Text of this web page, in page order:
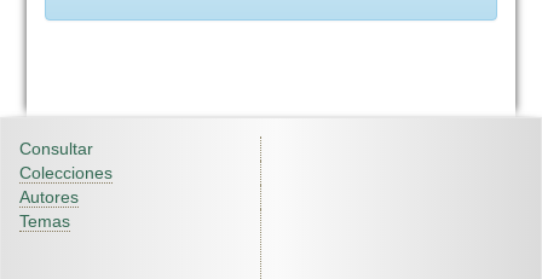
Consultar
Colecciones
Autores
Temas